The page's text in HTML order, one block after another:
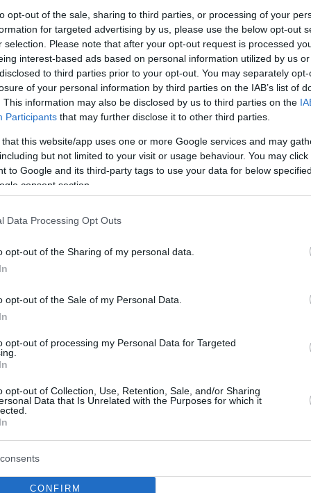
opt-out of the sale, sharing to third parties, or processing of your
for targeted advertising by us, please use the below opt-out
selection. Please note that after your opt-out request is processed
interest-based ads based on personal information utilized by us
to third parties prior to your opt-out. You may separately
of your personal information by third parties on the IAB’s list of
This information may also be disclosed by us to third parties on the
Participants that may further disclose it to other third parties.
that this website/app uses one or more Google services and may
but not limited to your visit or usage behaviour. You may
to Google and its third-party tags to use your data for below
consent section.
Data Processing Opt Outs
opt-out of the Sharing of my personal data.
opt-out of the Sale of my Personal Data.
opt-out of processing my Personal Data for Targeted
opt-out of Collection, Use, Retention, Sale, and/or Sharing
Data that Is Unrelated with the Purposes for which it
CONFIRM
Πρεμιέρα για την
μεταφορά του
video game - Δείτε το
βασισμένη εξ' ολοκλήρου στη σειρά των video
HBO
την Dua Lipa όταν
(βίντεο)
16
Ρέινολντς γίνεται ήρωας
ταινία που θα κυκλοφορήσει τον Δεκέμβριο - Δείτε